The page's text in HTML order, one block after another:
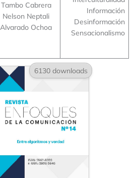
Tambo Cabrera
Nelson Neptali
Alvarado Ochoa
Información
Desinformación
Sensacionalismo
6130 downloads